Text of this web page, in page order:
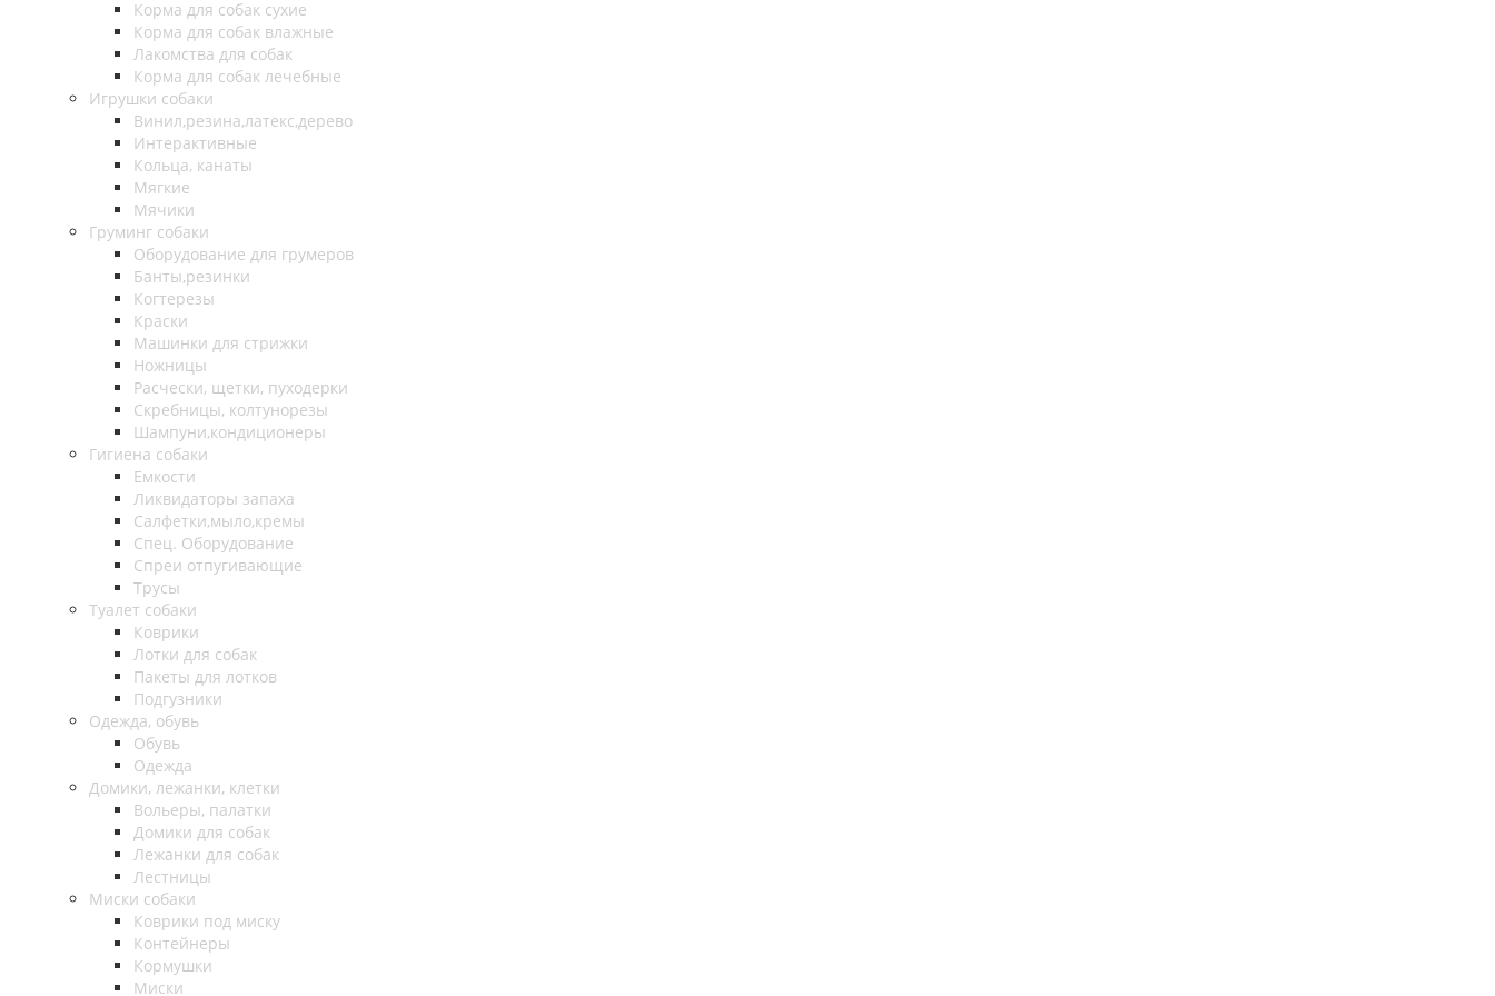
Корма для собак сухие
Корма для собак влажные
Лакомства для собак
Корма для собак лечебные
Игрушки собаки
Винил,резина,латекс,дерево
Интерактивные
Кольца, канаты
Мягкие
Мячики
Груминг собаки
Оборудование для грумеров
Банты,резинки
Когтерезы
Краски
Машинки для стрижки
Ножницы
Расчески, щетки, пуходерки
Скребницы, колтунорезы
Шампуни,кондиционеры
Гигиена собаки
Емкости
Ликвидаторы запаха
Салфетки,мыло,кремы
Спец. Оборудование
Спреи отпугивающие
Трусы
Туалет собаки
Коврики
Лотки для собак
Пакеты для лотков
Подгузники
Одежда, обувь
Обувь
Одежда
Домики, лежанки, клетки
Вольеры, палатки
Домики для собак
Лежанки для собак
Лестницы
Миски собаки
Коврики под миску
Контейнеры
Кормушки
Миски